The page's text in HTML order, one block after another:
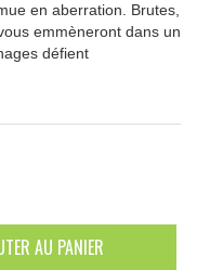
en aberration. Brutes,
emmèneront dans un
défient
AU PANIER